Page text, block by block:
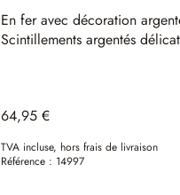
En fer avec décoration
Scintillements argentés
64,95 €
TVA incluse, hors frais de livraison
Référence : 14997